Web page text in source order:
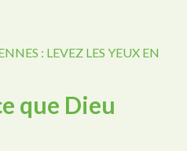
: LEVEZ LES YEUX EN
que Dieu